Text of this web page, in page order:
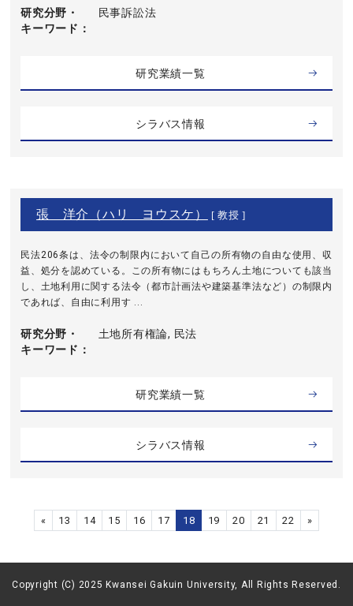
研究分野・
キーワード
民事訴訟法
研究業績一覧
シラバス情報
張 洋介（ハリ ヨウスケ） [ 教授 ]
民法206条は、法令の制限内において自己の所有物の自由な使用、収
益、処分を認めている。この所有物にはもちろん土地についても該当
し、土地利用に関する法令（都市計画法や建築基準法など）の制限内
であれば、自由に利用す ...
研究分野・
キーワード
土地所有権論, 民法
研究業績一覧
シラバス情報
« 13 14 15 16 17 18 19 20 21 22 »
Copyright (C) 2025 Kwansei Gakuin University, All Rights Reserved.